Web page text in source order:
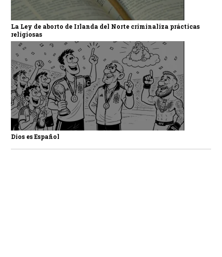
La Ley de aborto de Irlanda del Norte criminaliza prácticas
religiosas
Dios es Español